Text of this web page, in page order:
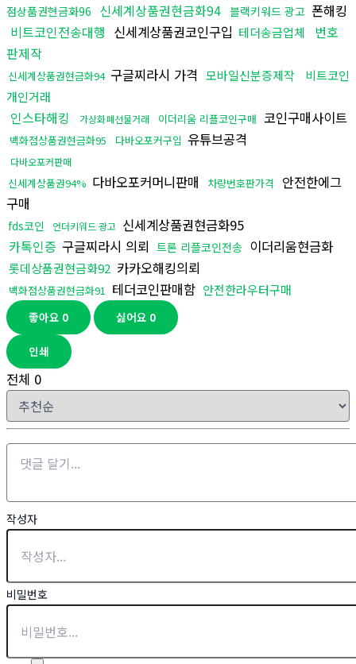
점상품권현금화96 신세계상품권현금화94 블랙키워드 광고 폰해킹
비트코인전송대행 신세계상품권코인구입 테더송금업체
번호
판제작
신세계상품권현금화94 구글찌라시 가격 모바일신분증제작
비트코인
개인거래
인스타해킹 가상화폐선물거래 이더리움 리플코인구매 코인구매사이트
백화점상품권현금화95 다바오포커구입 유튜브공격
다바오포커판매
신세계상품권94% 다바오포커머니판매 차량번호판가격
안전한에그
구매
fds코인 언더키워드 광고 신세계상품권현금화95
카톡인증 구글찌라시 의뢰 트론 리플코인전송 이더리움현금화
롯데상품권현금화92 카카오해킹의뢰
백화점상품권현금화91 테더코인판매함 안전한라우터구매
좋아요 0 싫어요 0
인쇄
전체 0
작성자
비밀번호